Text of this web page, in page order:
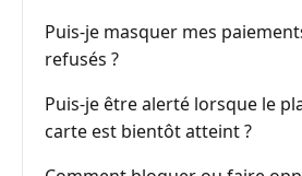
Puis-je masquer mes
refusés ?
Puis-je être alerté lorsque le
carte est bientôt atteint ?